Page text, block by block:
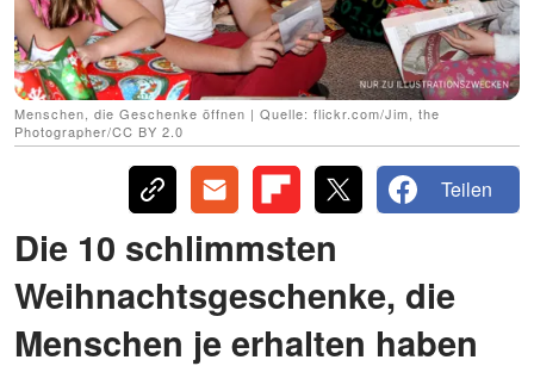
Menschen, die Geschenke öffnen | Quelle: flickr.com/Jim, the
Photographer/CC BY 2.0
Teilen
Die 10 schlimmsten
Weihnachtsgeschenke, die
Menschen je erhalten haben